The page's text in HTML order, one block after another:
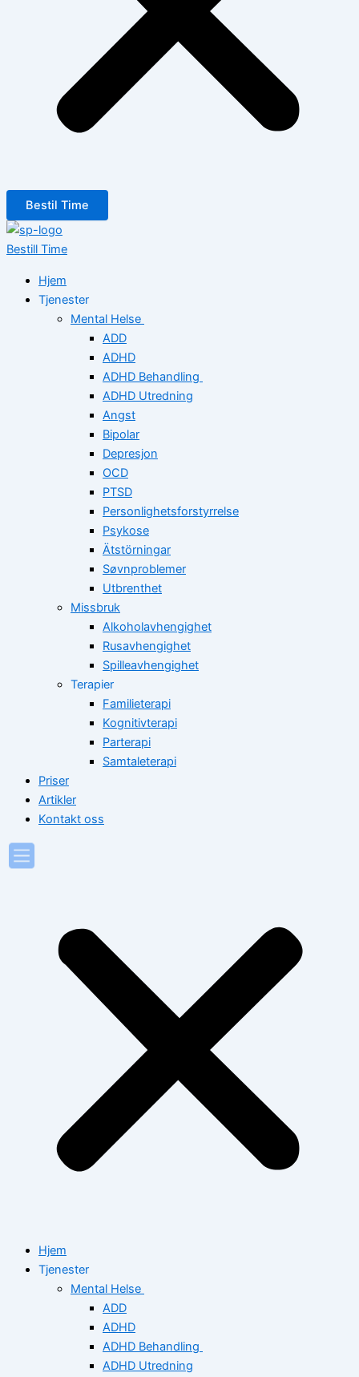
Bestil Time
Bestill Time
Hjem
Tjenester
Mental Helse
ADD
ADHD
ADHD Behandling
ADHD Utredning
Angst
Bipolar
Depresjon
OCD
PTSD
Personlighetsforstyrrelse
Psykose
Ätstörningar
Søvnproblemer
Utbrenthet
Missbruk
Alkoholavhengighet
Rusavhengighet
Spilleavhengighet
Terapier
Familieterapi
Kognitivterapi
Parterapi
Samtaleterapi
Priser
Artikler
Kontakt oss
Hjem
Tjenester
Mental Helse
ADD
ADHD
ADHD Behandling
ADHD Utredning